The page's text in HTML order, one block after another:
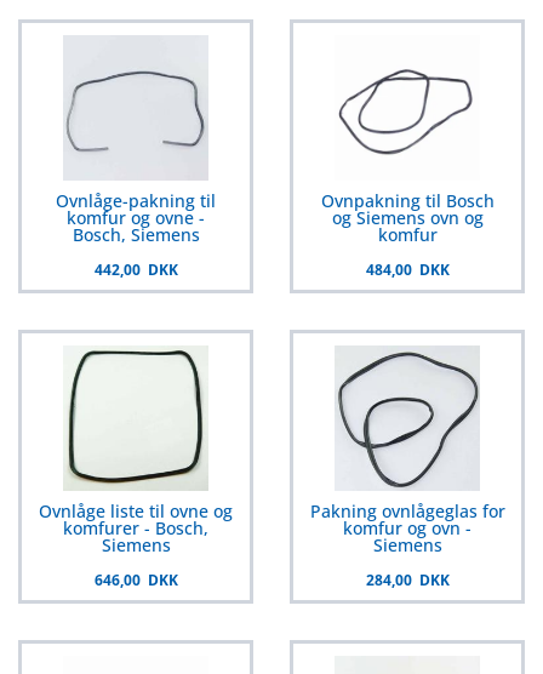
Ovnlåge-pakning til
komfur og ovne -
Bosch, Siemens
442,00 DKK
Ovnpakning til Bosch
og Siemens ovn og
komfur
484,00 DKK
Ovnlåge liste til ovne og
komfurer - Bosch,
Siemens
646,00 DKK
Pakning ovnlågeglas for
komfur og ovn -
Siemens
284,00 DKK